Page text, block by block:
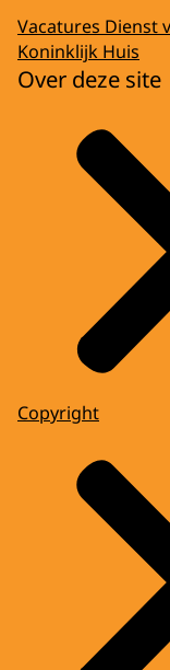
Vacatures Dienst
Koninklijk Huis
Over deze site
Copyright